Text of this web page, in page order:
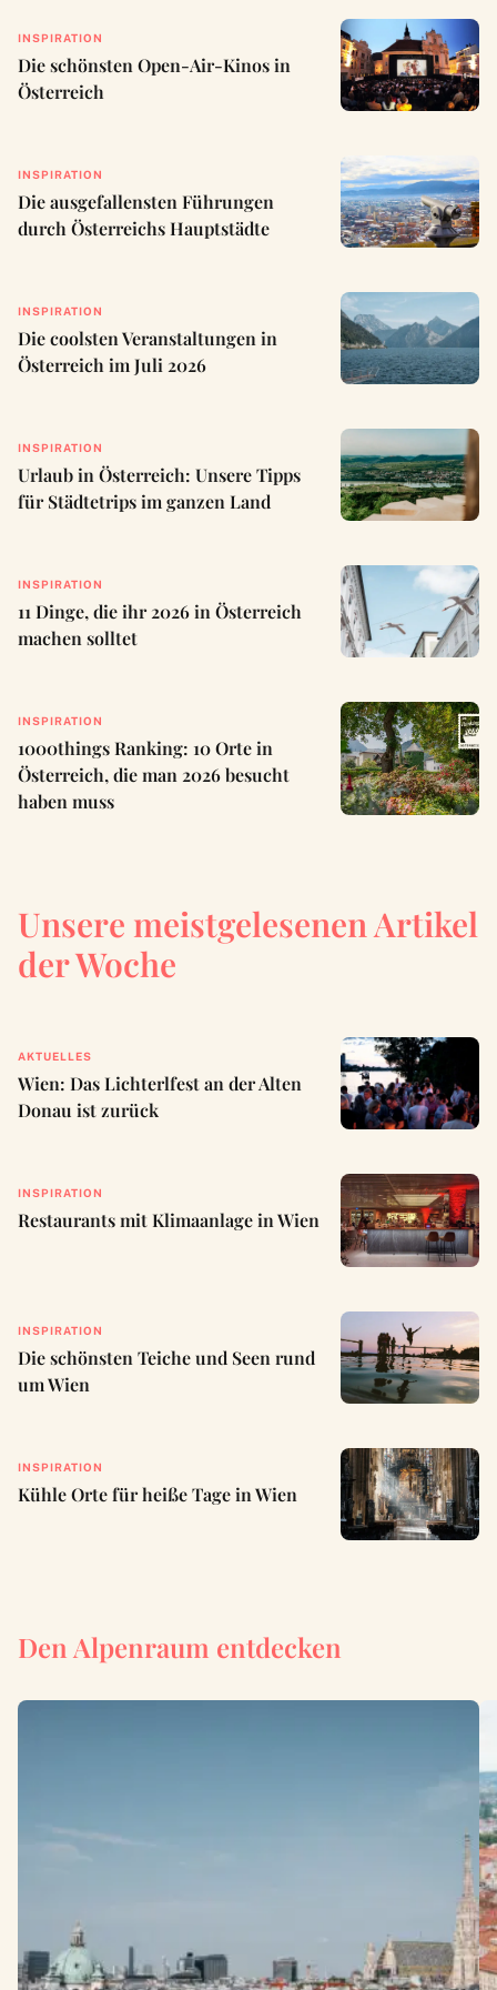
INSPIRATION
Die schönsten Open-Air-Kinos in
Österreich
INSPIRATION
Die ausgefallensten Führungen
durch Österreichs Hauptstädte
INSPIRATION
Die coolsten Veranstaltungen in
Österreich im Juli 2026
INSPIRATION
Urlaub in Österreich: Unsere Tipps
für Städtetrips im ganzen Land
INSPIRATION
11 Dinge, die ihr 2026 in Österreich
machen solltet
INSPIRATION
1000things Ranking: 10 Orte in
Österreich, die man 2026 besucht
haben muss
Unsere meistgelesenen Artikel
der Woche
AKTUELLES
Wien: Das Lichterlfest an der Alten
Donau ist zurück
INSPIRATION
Restaurants mit Klimaanlage in Wien
INSPIRATION
Die schönsten Teiche und Seen rund
um Wien
INSPIRATION
Kühle Orte für heiße Tage in Wien
Den Alpenraum entdecken